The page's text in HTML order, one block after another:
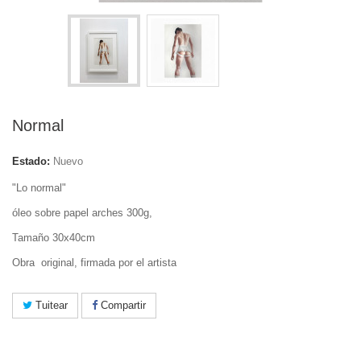
Normal
Estado: Nuevo
"Lo normal"
óleo sobre papel arches 300g,
Tamaño 30x40cm
Obra original, firmada por el artista
Tuitear Compartir